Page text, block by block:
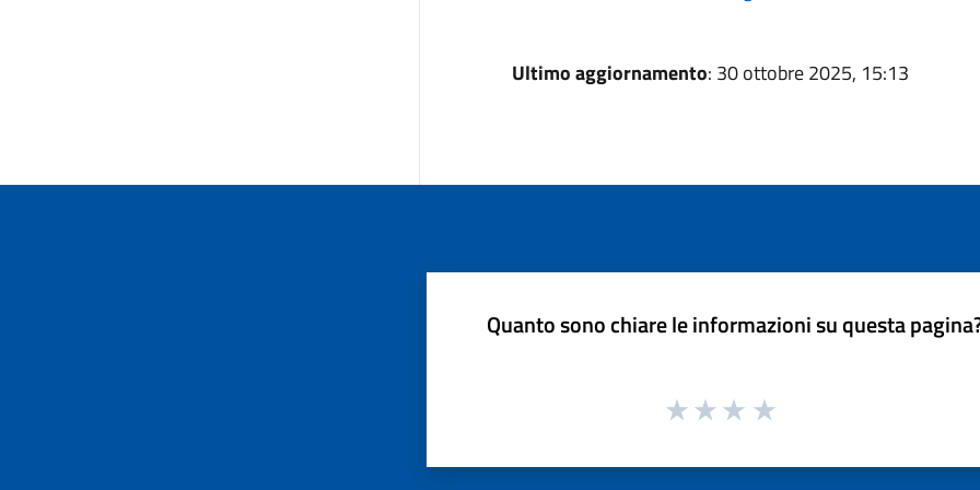
Ultimo aggiornamento: 30 ottobre 2025, 15:13
Quanto sono chiare le informazioni su questa